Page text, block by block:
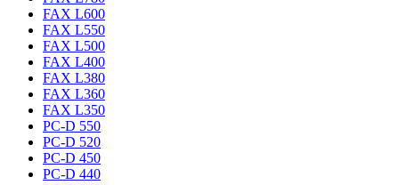
FAX L600
FAX L550
FAX L500
FAX L400
FAX L380
FAX L360
FAX L350
PC-D 550
PC-D 520
PC-D 450
PC-D 440